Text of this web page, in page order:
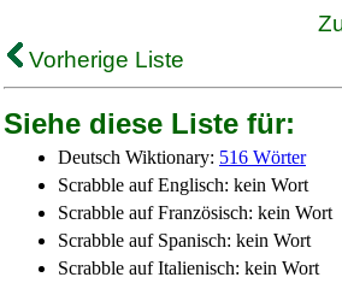
Vorherige Liste
Siehe diese Liste für:
Deutsch Wiktionary: 516 Wörter
Scrabble auf Englisch: kein Wort
Scrabble auf Französisch: kein Wort
Scrabble auf Spanisch: kein Wort
Scrabble auf Italienisch: kein Wort